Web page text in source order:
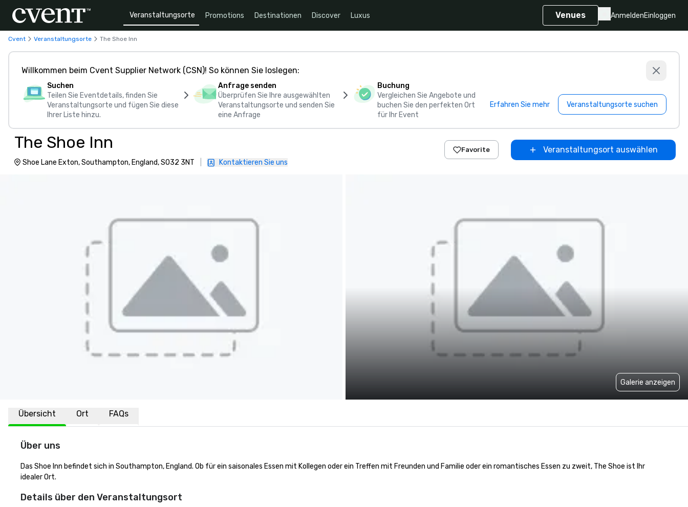
Veranstaltungsorte Promotions Destinationen Discover Luxus Venues AnmeldenEinloggen
Cvent Veranstaltungsorte The Shoe Inn
Willkommen beim Cvent Supplier Network (CSN)! So können Sie loslegen:
Suchen
Teilen Sie Eventdetails, finden Sie
Veranstaltungsorte und fügen Sie diese
Ihrer Liste hinzu.
Anfrage senden
Überprüfen Sie Ihre ausgewählten
Veranstaltungsorte und senden Sie
eine Anfrage
Buchung
Vergleichen Sie Angebote und
buchen Sie den perfekten Ort
für Ihr Event
Erfahren Sie mehr Veranstaltungsorte suchen
The Shoe Inn
Shoe Lane Exton, Southampton, England, SO32 3NT Kontaktieren Sie uns
Favorite Veranstaltungsort auswählen
Galerie anzeigen
Übersicht Ort FAQs
Über uns
Das Shoe Inn befindet sich in Southampton, England. Ob für ein saisonales Essen mit Kollegen oder ein Treffen mit Freunden und Familie oder ein romantisches Essen zu zweit, The Shoe ist Ihr
idealer Ort.
Details über den Veranstaltungsort